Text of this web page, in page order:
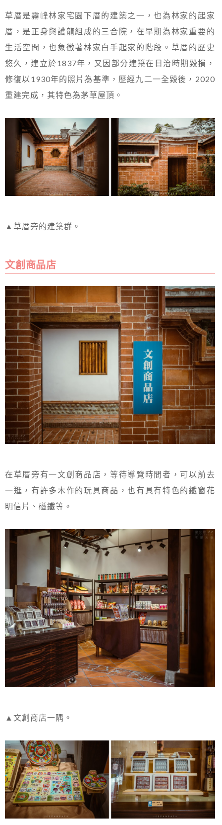
草厝是霧峰林家宅園下厝的建築之一，也為林家的起家
厝，是正身與護龍組成的三合院，在早期為林家重要的
生活空間，也象徵著林家白手起家的階段。草厝的歷史
悠久，建立於1837年，又因部分建築在日治時期毀損，
修復以1930年的照片為基準，歷經九二一全毀後，2020
重建完成，其特色為茅草屋頂。
▲草厝旁的建築群。
文創商品店
在草厝旁有一文創商品店，等待導覽時間者，可以前去
一逛，有許多木作的玩具商品，也有具有特色的鐵窗花
明信片、磁鐵等。
▲文創商店一隅。